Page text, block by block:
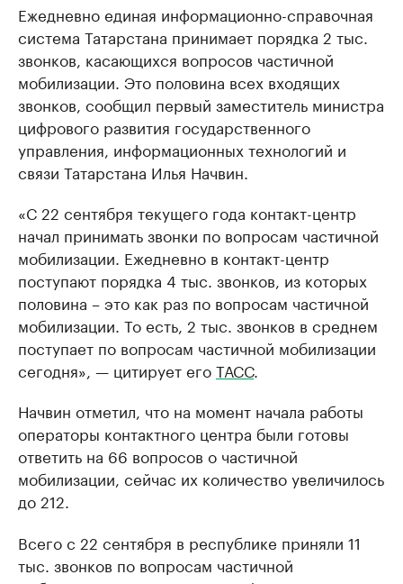
Ежедневно единая информационно-справочная
система Татарстана принимает порядка 2 тыс.
звонков, касающихся вопросов частичной
мобилизации. Это половина всех входящих
звонков, сообщил первый заместитель министра
цифрового развития государственного
управления, информационных технологий и
связи Татарстана Илья Начвин.
«С 22 сентября текущего года контакт-центр
начал принимать звонки по вопросам частичной
мобилизации. Ежедневно в контакт-центр
поступают порядка 4 тыс. звонков, из которых
половина – это как раз по вопросам частичной
мобилизации. То есть, 2 тыс. звонков в среднем
поступает по вопросам частичной мобилизации
сегодня», — цитирует егоТАСС.
Начвин отметил, что на момент начала работы
операторы контактного центра были готовы
ответить на 66 вопросов о частичной
мобилизации, сейчас их количество увеличилось
до 212.
Всего с 22 сентября в республике приняли 11
тыс. звонков по вопросам частичной